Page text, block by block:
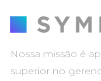
Nossa missão é
superior no